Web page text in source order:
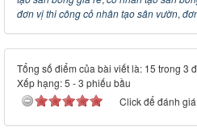
đơn vị thi công cỏ nhân tạo sân vườn,
Tổng số điểm của bài viết là: 15 trong 3
Xếp hạng:5 -3 phiếu bầu
Click để đánh